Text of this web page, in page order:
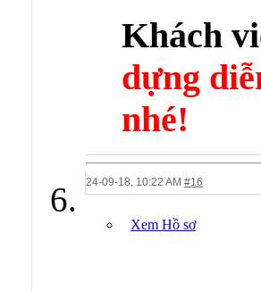
Khách
dựng
nhé!
24-09-18, 10:22 AM #16
Xem Hồ sơ